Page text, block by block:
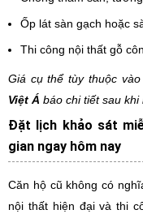
Ốp lát sàn gạch hoặc
Thi công nội thất gỗ
Giá cụ thể tùy thuộc
Việt Á báo chi tiết sau khi
Đặt lịch khảo sát
gian ngay hôm nay
Căn hộ cũ không có
nội thất hiện đại và thi